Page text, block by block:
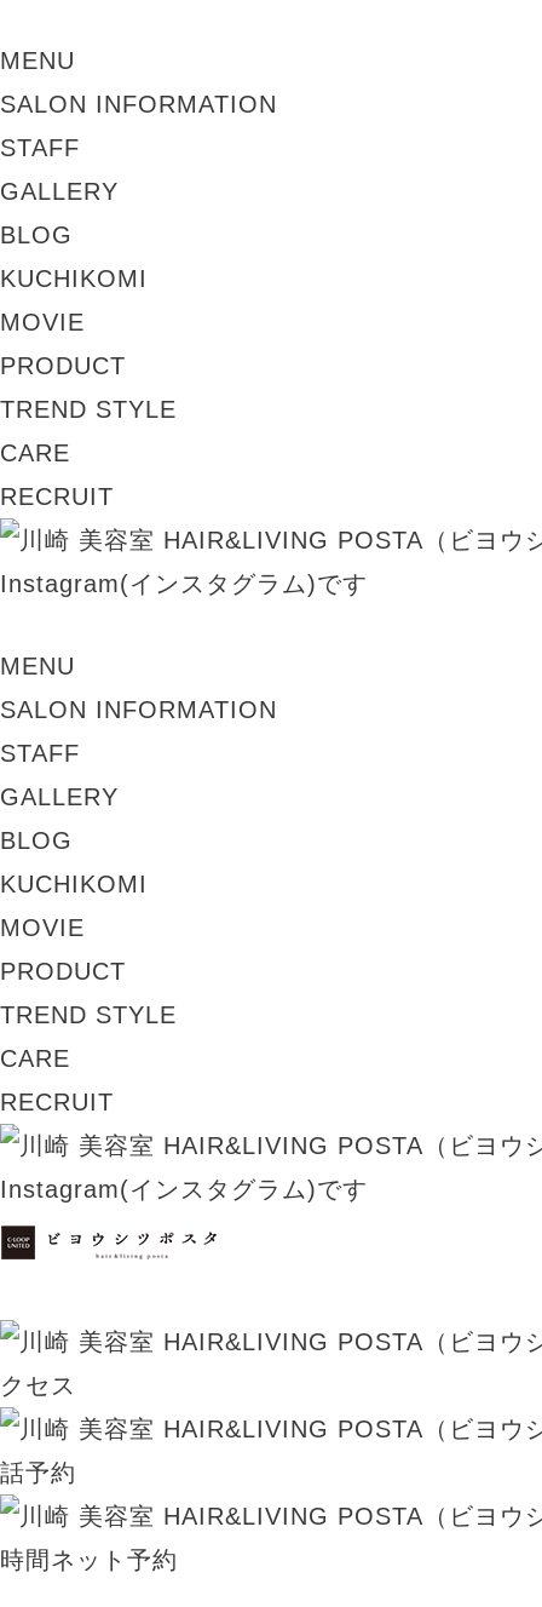
MENU
SALON INFORMATION
STAFF
GALLERY
BLOG
KUCHIKOMI
MOVIE
PRODUCT
TREND STYLE
CARE
RECRUIT
MENU
SALON INFORMATION
STAFF
GALLERY
BLOG
KUCHIKOMI
MOVIE
PRODUCT
TREND STYLE
CARE
RECRUIT